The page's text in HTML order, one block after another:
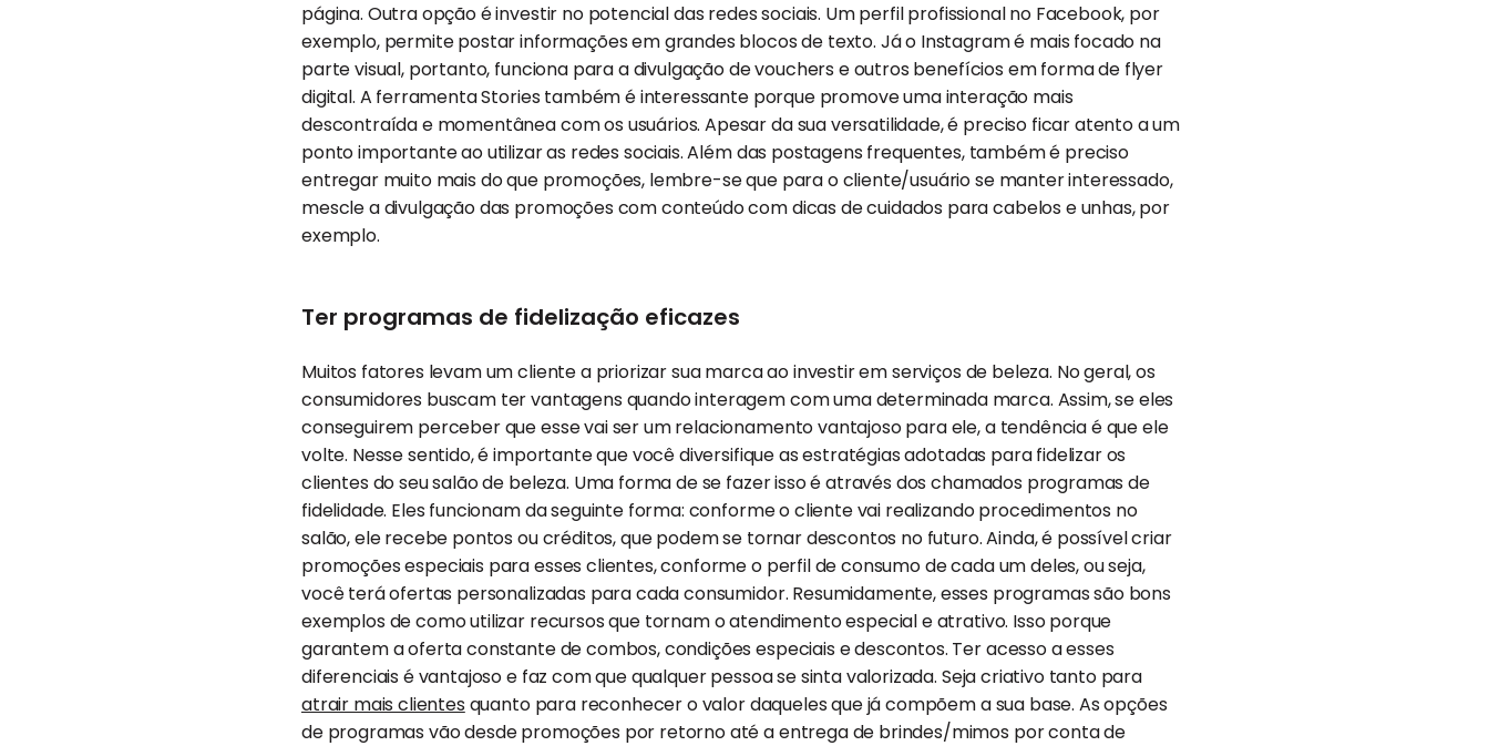
página. Outra opção é investir no potencial das redes sociais. Um perfil profissional no Facebook, por
exemplo, permite postar informações em grandes blocos de texto. Já o Instagram é mais focado na
parte visual, portanto, funciona para a divulgação de vouchers e outros benefícios em forma de flyer
digital. A ferramenta Stories também é interessante porque promove uma interação mais
descontraída e momentânea com os usuários. Apesar da sua versatilidade, é preciso ficar atento a um
ponto importante ao utilizar as redes sociais. Além das postagens frequentes, também é preciso
entregar muito mais do que promoções, lembre-se que para o cliente/usuário se manter interessado,
mescle a divulgação das promoções com conteúdo com dicas de cuidados para cabelos e unhas, por
exemplo.
Ter programas de fidelização eficazes
Muitos fatores levam um cliente a priorizar sua marca ao investir em serviços de beleza. No geral, os
consumidores buscam ter vantagens quando interagem com uma determinada marca. Assim, se eles
conseguirem perceber que esse vai ser um relacionamento vantajoso para ele, a tendência é que ele
volte. Nesse sentido, é importante que você diversifique as estratégias adotadas para fidelizar os
clientes do seu salão de beleza. Uma forma de se fazer isso é através dos chamados programas de
fidelidade. Eles funcionam da seguinte forma: conforme o cliente vai realizando procedimentos no
salão, ele recebe pontos ou créditos, que podem se tornar descontos no futuro. Ainda, é possível criar
promoções especiais para esses clientes, conforme o perfil de consumo de cada um deles, ou seja,
você terá ofertas personalizadas para cada consumidor. Resumidamente, esses programas são bons
exemplos de como utilizar recursos que tornam o atendimento especial e atrativo. Isso porque
garantem a oferta constante de combos, condições especiais e descontos. Ter acesso a esses
diferenciais é vantajoso e faz com que qualquer pessoa se sinta valorizada. Seja criativo tanto para
atrair mais clientes quanto para reconhecer o valor daqueles que já compõem a sua base. As opções
de programas vão desde promoções por retorno até a entrega de brindes/mimos por conta de